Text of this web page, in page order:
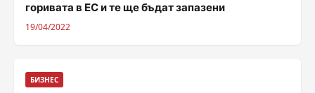
горивата в ЕС и те ще бъдат запазени
19/04/2022
БИЗНЕС